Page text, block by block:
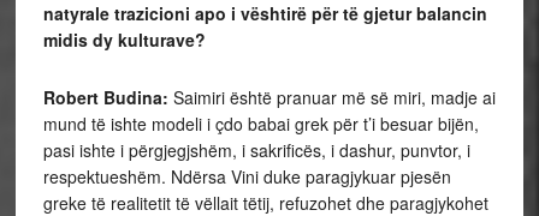
natyrale trazicioni apo i vështirë për të gjetur balancin
midis dy kulturave?
Robert Budina: Saimiri është pranuar më së miri, madje ai
mund të ishte modeli i çdo babai grek për t’i besuar bijën,
pasi ishte i përgjegjshëm, i sakrificës, i dashur, punvtor, i
respektueshëm. Ndërsa Vini duke paragjykuar pjesën
greke të realitetit të vëllait tëtij, refuzohet dhe paragjykohet